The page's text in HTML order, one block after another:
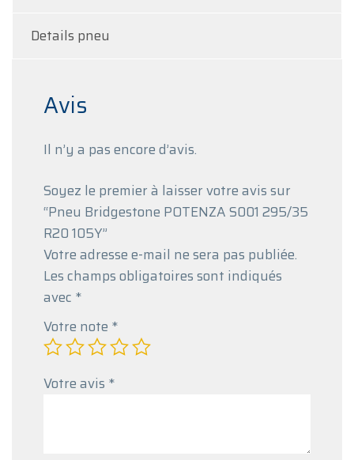
Details pneu
Avis
Il n’y a pas encore d’avis.
Soyez le premier à laisser votre avis sur
“Pneu Bridgestone POTENZA S001 295/35
R20 105Y”
Votre adresse e-mail ne sera pas publiée.
Les champs obligatoires sont indiqués
avec *
Votre note *
Votre avis *